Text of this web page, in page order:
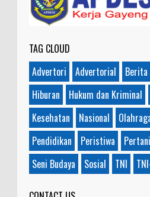
TAG CLOUD
Advertori
Advertorial Berita
Hiburan
Hukum dan Kriminal
Kesehatan
Nasional
Pendidikan
Peristiwa
Seni Budaya
Sosial TNI